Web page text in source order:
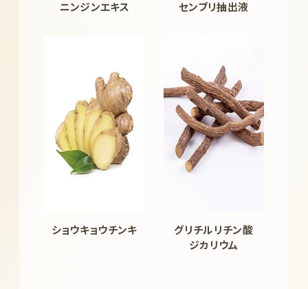
ニンジンエキス センブリ抽出液
ショウキョウチンキ
グリチルリチン酸
ジカリウム